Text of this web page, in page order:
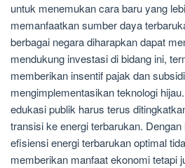
untuk menemukan cara baru yang
memanfaatkan sumber daya
berbagai negara diharapkan dapat
mendukung investasi di bidang ini,
memberikan insentif pajak dan
mengimplementasikan teknologi
edukasi publik harus terus
transisi ke energi terbarukan.
efisiensi energi terbarukan optimal
memberikan manfaat ekonomi tetapi